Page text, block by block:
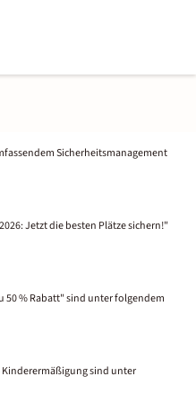
Sicherheitsmanagement
Jetzt die besten Plätze sichern!"
50 % Rabatt" sind unter folgendem
Kinderermäßigung sind unter